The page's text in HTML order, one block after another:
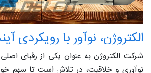
الکتروژن، نوآور با رویکردی
شرکت الکتروژن به عنوان یکی از رقبای اصلی
نوآوری و خلاقیت، در تلاش است تا سهم خود